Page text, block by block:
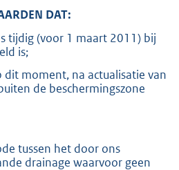
DAT:
tijdig (voor 1 maart 2011) bij
is;
dit moment, na actualisatie van
de beschermingszone
tussen het door ons
drainage waarvoor geen